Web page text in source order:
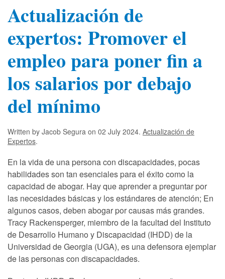
Actualización de
expertos: Promover el
empleo para poner fin a
los salarios por debajo
del mínimo
Written by Jacob Segura on 02 July 2024. Actualización de
Expertos.
En la vida de una persona con discapacidades, pocas
habilidades son tan esenciales para el éxito como la
capacidad de abogar. Hay que aprender a preguntar por
las necesidades básicas y los estándares de atención; En
algunos casos, deben abogar por causas más grandes.
Tracy Rackensperger, miembro de la facultad del Instituto
de Desarrollo Humano y Discapacidad (IHDD) de la
Universidad de Georgia (UGA), es una defensora ejemplar
de las personas con discapacidades.